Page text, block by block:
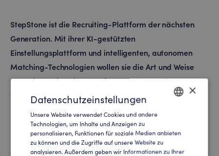
StepStone ist die Recruiting-Plattform der nächsten
Generation. Mit ihrer KI-gestützten
Einstellungsplattform und intelligenten, autonomen
Matching-Technologien wollen sie die Art und Weise
verändern, wie Talente und Unternehmen aller
Größenordnungen zusammenkommen. Mit mehr als 50
Millionen monatlichen Besuchern ist Stepstone eine der
meistbesuchten Websites im Internet. Aufgrund des
überdurchschnittlich hohen Traffics müssen eingehende
Geschäftspotenziale zwingend individuell analysiert
GERMAN
×
Datenschutzeinstellungen
Unsere Website verwendet Cookies und andere
Technologien, um Inhalte und Anzeigen zu
personalisieren, Funktionen für soziale Medien anbieten
zu können und die Zugriffe auf unsere Website zu
analysieren. Außerdem geben wir Informationen zu Ihrer